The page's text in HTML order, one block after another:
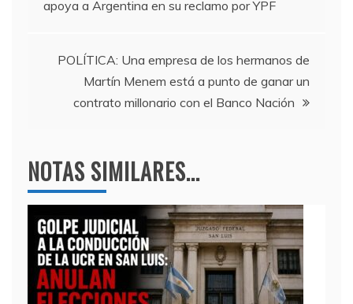
o
k
m p
de
entradas
apoya a Argentina en su reclamo por YPF
POLÍTICA: Una empresa de los hermanos de
Martín Menem está a punto de ganar un
contrato millonario con el Banco Nación
NOTAS SIMILARES...